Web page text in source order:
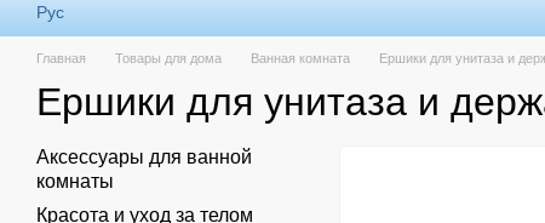
Рус
Главная Товары для дома Ванная комната Ершики для унитаза и
Ершики для унитаза и
Аксессуары для ванной
комнаты
Красота и уход за телом